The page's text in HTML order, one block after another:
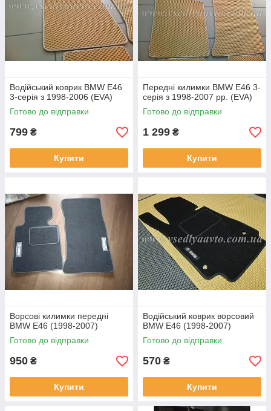
Водійський коврик BMW E46
3-серія з 1998-2006 (EVA)
Готово до відправки
799 ₴
Купити
Передні килимки BMW E46 3-
серія з 1998-2007 рр. (EVA)
Готово до відправки
1 299 ₴
Купити
Ворсові килимки передні
BMW E46 (1998-2007)
Готово до відправки
950 ₴
Купити
Водійський коврик ворсовий
BMW E46 (1998-2007)
Готово до відправки
570 ₴
Купити